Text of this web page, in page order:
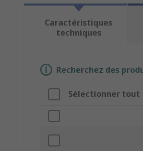
Caractéristiques
techniques
Recherchez des
Sélectionner tout